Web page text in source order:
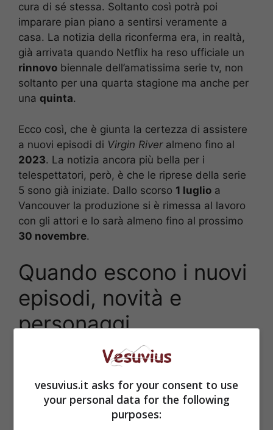
cura di sé stessa. Soltanto così potrà poi
imparare pian piano a sentirsi veramente a
casa. La notizia della riconferma era, in realtà,
già arrivata quando Netflix ha reso ufficiale un
rinnovo biennale dell’amatissima serie tv, non
soltanto per una quarta stagione ma anche per
una quinta.
Ecco così, che è giunta la certezza di assistere
a nuovi episodi di Virgin Riveralmeno fino al
2023. La notizia ancora più bella per i
telespettatori, però, è che le riprese della serie
5 sono già iniziate. Dallo scorso 1 luglio a
Vancouver la produzione si è rimessa al lavoro
con gli attori e lo sarà almeno fino al prossimo
30 novembre.
Quando escono i nuovi
episodi, novità e
personaggi
vesuvius.it asks for your consent to use
your personal data for the following
purposes: